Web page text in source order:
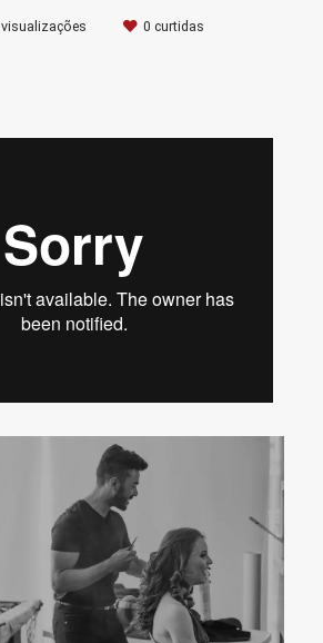
visualizações 0 curtidas